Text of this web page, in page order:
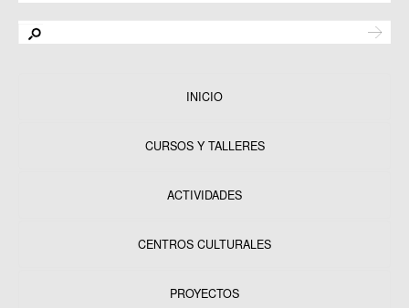
INICIO
CURSOS Y TALLERES
ACTIVIDADES
CENTROS CULTURALES
PROYECTOS